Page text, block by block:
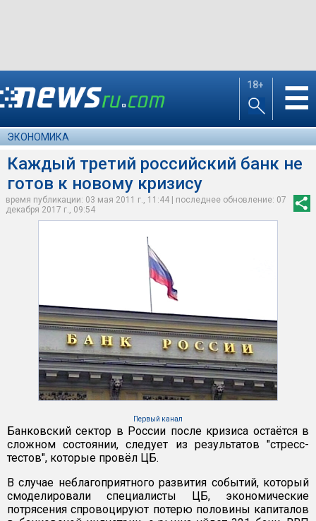
18+ ☰
ЭКОНОМИКА
Каждый третий российский банк не
готов к новому кризису
время публикации: 03 мая 2011 г., 11:44 | последнее обновление: 07
декабря 2017 г., 09:54
Первый канал
Банковский сектор в России после кризиса остаётся в
сложном состоянии, следует из результатов "стресс-
тестов", которые провёл ЦБ.
В случае неблагоприятного развития событий, который
смоделировали специалисты ЦБ, экономические
потрясения спровоцируют потерю половины капиталов